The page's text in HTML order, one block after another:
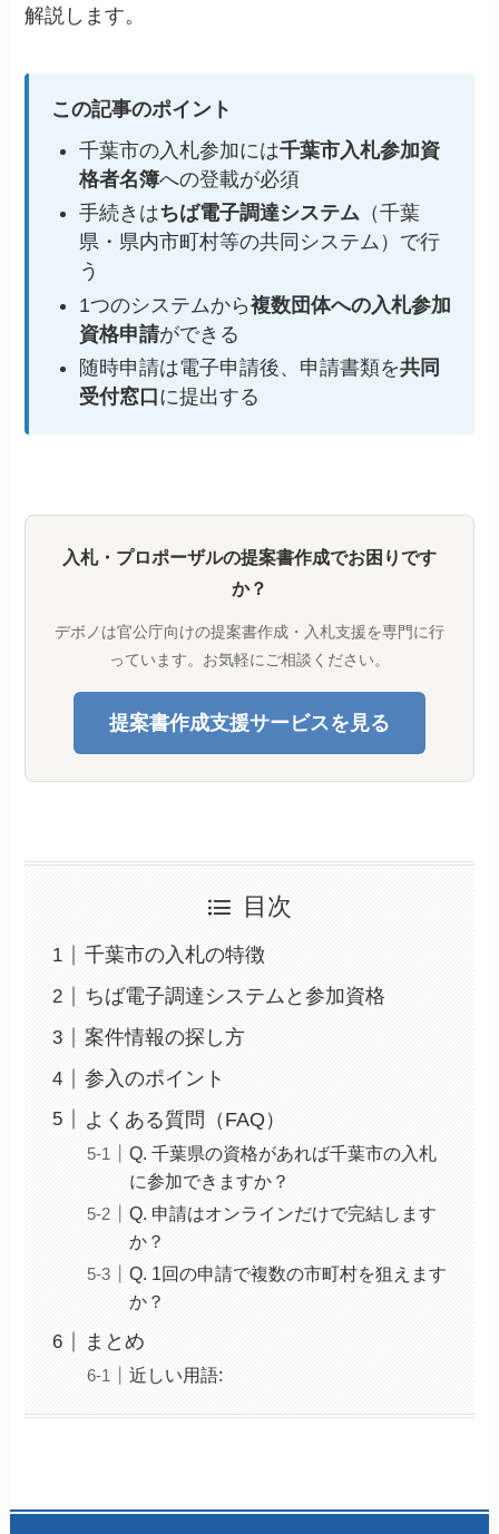
解説します。
この記事のポイント
千葉市の入札参加には千葉市入札参加資
格者名簿への登載が必須
手続きはちば電子調達システム （千葉
県・県内市町村等の共同システム）で行
う
1つのシステムから複数団体への入札参加
資格申請ができる
随時申請は電子申請後、申請書類を共同
受付窓口 に提出する
入札・プロポーザルの提案書作成でお困りです
か？
デボノは官公庁向けの提案書作成・入札支援を専門に行
っています。お気軽にご相談ください。
提案書作成支援サービスを見る
目次
千葉市の入札の特徴
ちば電子調達システムと参加資格
案件情報の探し方
参入のポイント
よくある質問（FAQ）
Q. 千葉県の資格があれば千葉市の入札
に参加できますか？
Q. 申請はオンラインだけで完結します
か？
Q. 1回の申請で複数の市町村を狙えます
か？
まとめ
近しい用語: